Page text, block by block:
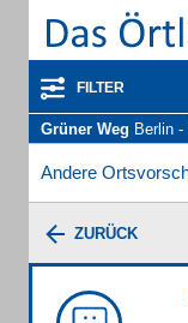
FILTER
Grüner Weg Berlin -
Andere
ZURÜCK